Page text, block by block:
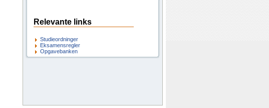
Relevante links
Studieordninger
Eksamensregler
Opgavebanken